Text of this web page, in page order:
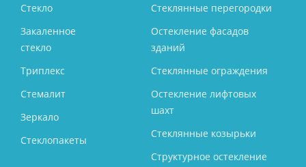
Стекло
Закаленное
стекло
Триплекс
Стемалит
Зеркало
Стеклопакеты
Стеклянные перегородки
Остекление фасадов
зданий
Стеклянные ограждения
Остекление лифтовых
шахт
Стеклянные козырьки
Структурное остекление